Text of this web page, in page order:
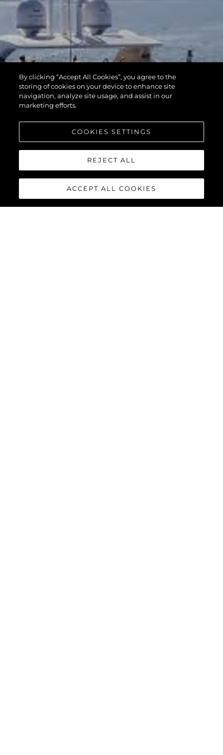
By clicking “Accept All Cookies”, you agree to the
storing of cookies on your device to enhance site
navigation, analyze site usage, and assist in our
marketing efforts.
COOKIES SETTINGS
REJECT ALL
ACCEPT ALL COOKIES